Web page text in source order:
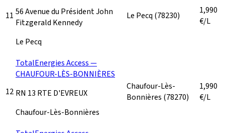
11 56 Avenue du Président John
Fitzgerald Kennedy
Le Pecq
Le Pecq (78230)
1,990
€/L
12
TotalEnergies Access —
CHAUFOUR-LÈS-BONNIÈRES
RN 13 RTE D'EVREUX
Chaufour-Lès-Bonnières
Chaufour-Lès-
Bonnières (78270)
1,990
€/L